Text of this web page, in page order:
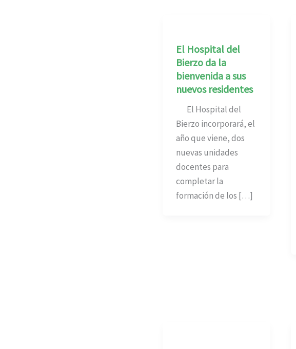
El Hospital del
Bierzo da la
bienvenida a sus
nuevos residentes
El Hospital del
Bierzo incorporará, el
año que viene, dos
nuevas unidades
docentes para
completar la
formación de los […]